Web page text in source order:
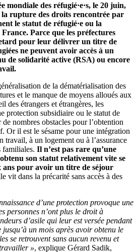
mondiale des réfugié·e·s, le 20 juin,
la rupture des droits rencontrée par
le statut de réfugié·e ou la
Parce que les préfectures
pour leur délivrer un titre de
ne peuvent avoir accès à un
de solidarité active (RSA) ou encore
de la dématérialisation des
et le manque de moyens alloués aux
des étrangers et étrangères, les
protection subsidiaire ou le statut de
nombres obstacles pour l’obtention
Or il est le sésame pour une intégration
travail, à un logement ou à l’assurance
familiales. Il n’est pas rare qu’une
son statut relativement vite se
ans pour avoir un titre de séjour
vit dans la précarité sans accès à des
d’une protection provoque une
personnes n’ont plus le droit à
d’asile qui leur est versée pendant
jusqu’à un mois après avoir obtenu le
se retrouvent sans aucun revenu et
», explique Gérard Sadik,